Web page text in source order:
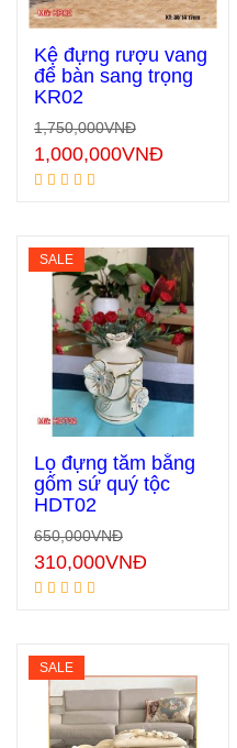
Kệ đựng rượu vang
để bàn sang trọng
KR02
1,750,000VNĐ
1,000,000VNĐ
SALE
Lọ đựng tăm bằng
gốm sứ quý tộc
HDT02
650,000VNĐ
310,000VNĐ
SALE